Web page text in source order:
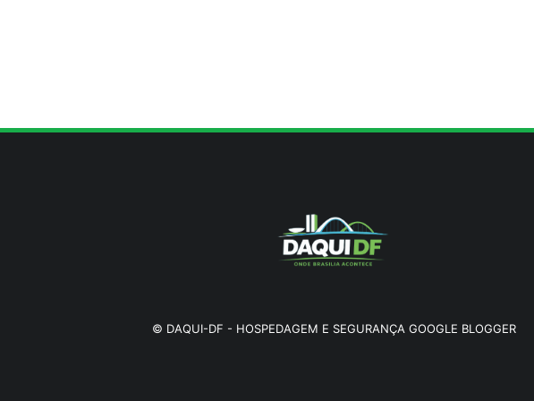
© DAQUI-DF - HOSPEDAGEM E SEGURANÇA GOOGLE BLOGGER